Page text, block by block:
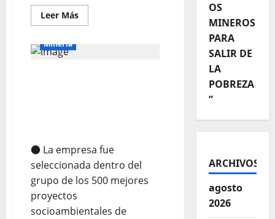
Leer Más
Mineria
● La empresa fue
seleccionada dentro del
grupo de los 500 mejores
proyectos
socioambientales de
OS
MINEROS
PARA
SALIR DE
LA
POBREZA
”
ARCHIVOS
agosto
2026